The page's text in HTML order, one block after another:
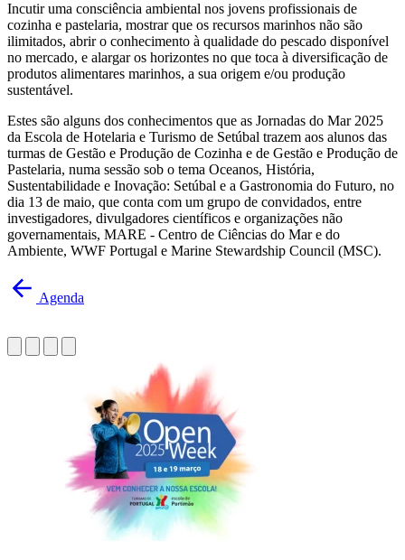
Incutir uma consciência ambiental nos jovens profissionais de
cozinha e pastelaria, mostrar que os recursos marinhos não são
ilimitados, abrir o conhecimento à qualidade do pescado disponível
no mercado, e alargar os horizontes no que toca à diversificação de
produtos alimentares marinhos, a sua origem e/ou produção
sustentável.
Estes são alguns dos conhecimentos que as Jornadas do Mar 2025
da Escola de Hotelaria e Turismo de Setúbal trazem aos alunos das
turmas de Gestão e Produção de Cozinha e de Gestão e Produção de
Pastelaria, numa sessão sob o tema Oceanos, História,
Sustentabilidade e Inovação: Setúbal e a Gastronomia do Futuro, no
dia 13 de maio, que conta com um grupo de convidados, entre
investigadores, divulgadores científicos e organizações não
governamentais, MARE - Centro de Ciências do Mar e do
Ambiente, WWF Portugal e Marine Stewardship Council (MSC).
Agenda